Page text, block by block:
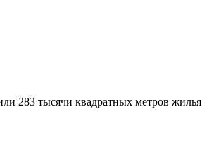
283 тысячи квадратных метров жилья